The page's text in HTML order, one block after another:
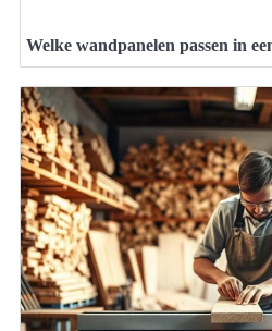
Welke wandpanelen passen in